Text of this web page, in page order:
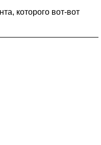
которого вот-вот